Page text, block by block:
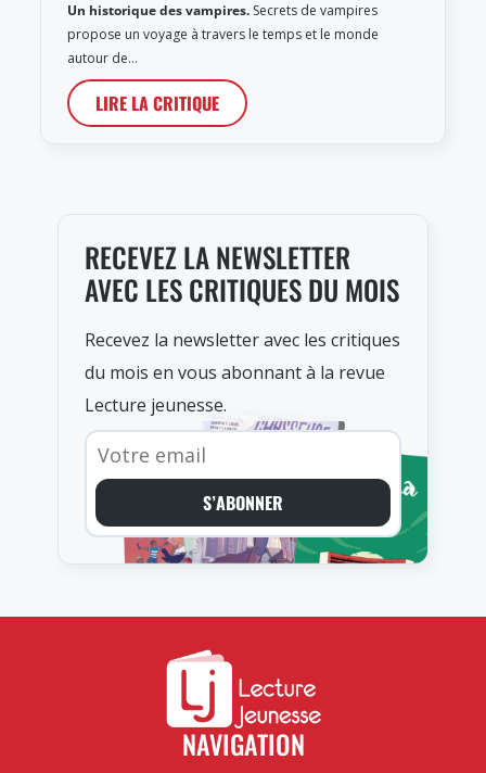
Un historique des vampires. Secrets de vampires
propose un voyage à travers le temps et le monde
autour de…
LIRE LA CRITIQUE
RECEVEZ LA NEWSLETTER
AVEC LES CRITIQUES DU MOIS
Recevez la newsletter avec les critiques
du mois en vous abonnant à la revue
Lecture jeunesse.
S’ABONNER
NAVIGATION